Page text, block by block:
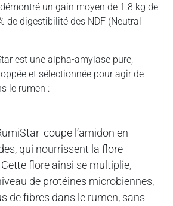
un gain moyen de 1.8 kg de
de digestibilité des NDF (Neutral
est une alpha-amylase pure,
et sélectionnée pour agir de
le rumen :
coupe l’amidon en
qui nourrissent la flore
flore ainsi se multiplie,
de protéines microbiennes,
de fibres dans le rumen, sans